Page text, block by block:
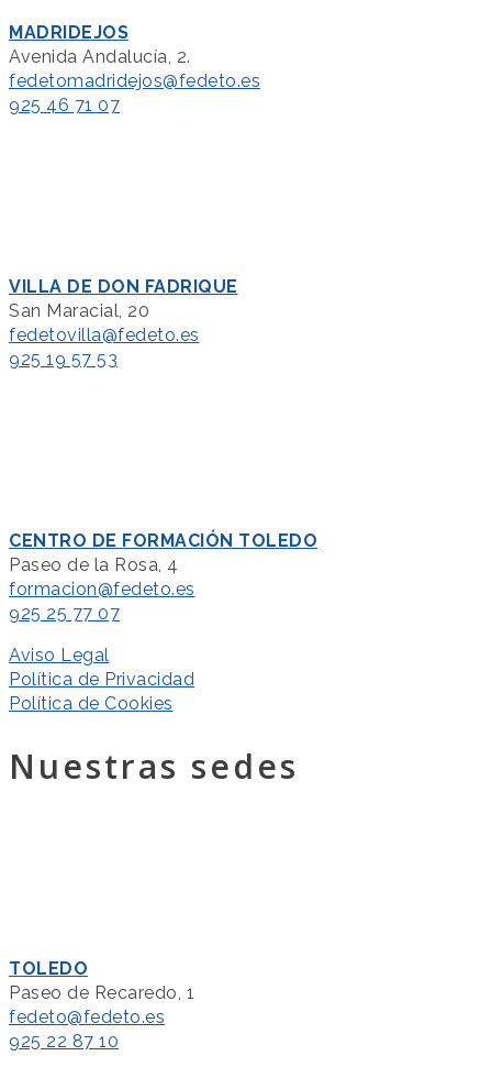
MADRIDEJOS
Avenida Andalucía, 2.
fedetomadridejos@fedeto.es
925 46 71 07
VILLA DE DON FADRIQUE
San Maracial, 20
fedetovilla@fedeto.es
925 19 57 53
CENTRO DE FORMACIÓN TOLEDO
Paseo de la Rosa, 4
formacion@fedeto.es
925 25 77 07
Aviso Legal
Política de Privacidad
Política de Cookies
Nuestras sedes
TOLEDO
Paseo de Recaredo, 1
fedeto@fedeto.es
925 22 87 10